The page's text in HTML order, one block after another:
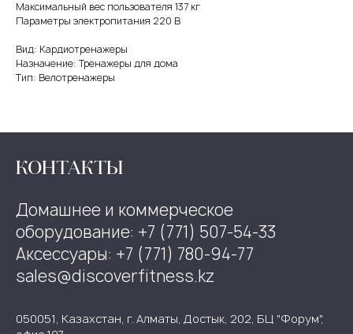
Максимальный вес пользователя 137 кг
Параметры электропитания 220 В
Вид: Кардиотренажеры
Назначение: Тренажеры для дома
Тип: Велотренажеры
КОНТАКТЫ
Домашнее и коммерческое
оборудование: +7 (771) 507-54-33
Аксессуары: +7 (771) 780-94-77
sales@discoverfitness.kz
050051, Казахстан, г. Алматы, Достык, 202, БЦ "Форум",